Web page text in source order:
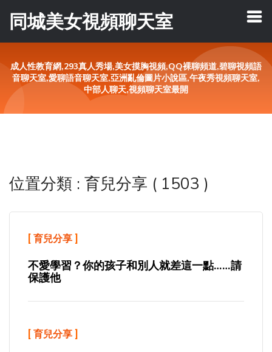
同城美女視頻聊天室
成人性教育網,293真人秀場,美女摸胸視頻,QQ裸聊頻道,碧聊視頻語
音聊天室,愛聊語音聊天室,亞洲亂倫圖片小說區,午夜秀視頻聊天室,
中部人聊天,視頻聊天室最開
位置分類 : 育兒分享 ( 1503 )
[ 育兒分享 ]
不愛學習？你的孩子和別人就差這一點……請
保護他
[ 育兒分享 ]